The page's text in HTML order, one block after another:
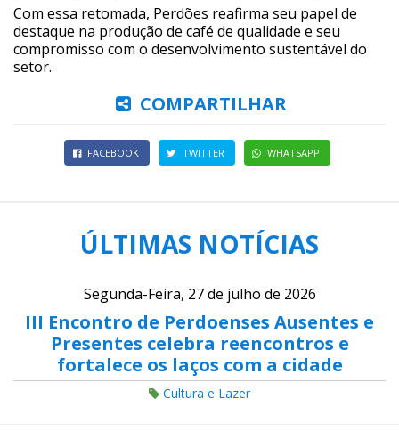
Com essa retomada, Perdões reafirma seu papel de
destaque na produção de café de qualidade e seu
compromisso com o desenvolvimento sustentável do
setor.
COMPARTILHAR
FACEBOOK TWITTER WHATSAPP
ÚLTIMAS NOTÍCIAS
Segunda-Feira, 27 de julho de 2026
III Encontro de Perdoenses Ausentes e
Presentes celebra reencontros e
fortalece os laços com a cidade
Cultura e Lazer